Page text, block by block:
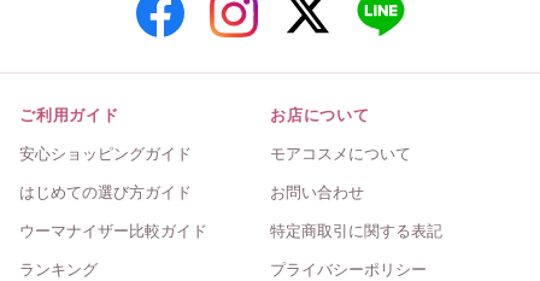
ご利用ガイド
安心ショッピングガイド
はじめての選び方ガイド
ウーマナイザー比較ガイド
ランキング
お店について
モアコスメについて
お問い合わせ
特定商取引に関する表記
プライバシーポリシー